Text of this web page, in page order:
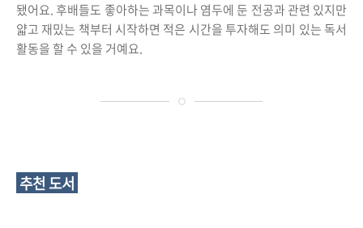
됐어요. 후배들도 좋아하는 과목이나 염두에 둔 전공과 관련 있지만
얇고 재밌는 책부터 시작하면 적은 시간을 투자해도 의미 있는 독서
활동을 할 수 있을 거예요.
추천 도서